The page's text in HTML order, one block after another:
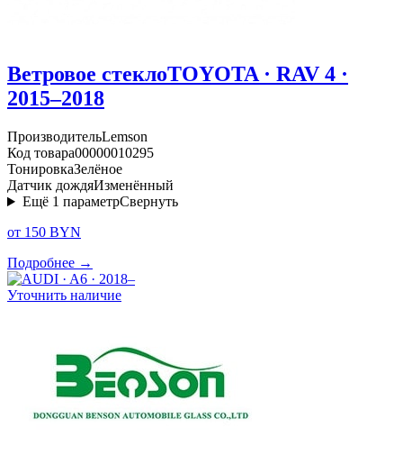
Ветровое стеклоTOYOTA · RAV 4 ·
2015–2018
ПроизводительLemson
Код товара00000010295
ТонировкаЗелёное
Датчик дождяИзменённый
Ещё 1 параметрСвернуть
от 150 BYN
Подробнее →
Уточнить наличие